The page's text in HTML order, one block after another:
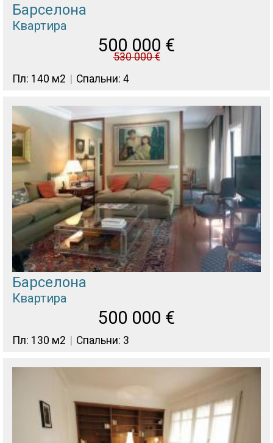
Барселона
Квартира
500 000 €
530 000€
Пл: 140 м2
Спальни: 4
Барселона
Квартира
500 000 €
Пл: 130 м2 Спальни: 3